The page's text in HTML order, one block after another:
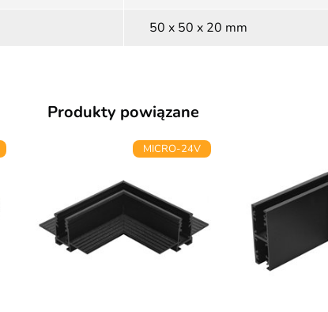
50 x 50 x 20 mm
Produkty powiązane
MICRO-24V